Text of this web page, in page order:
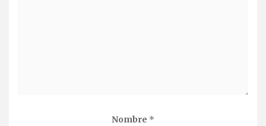
Nombre *